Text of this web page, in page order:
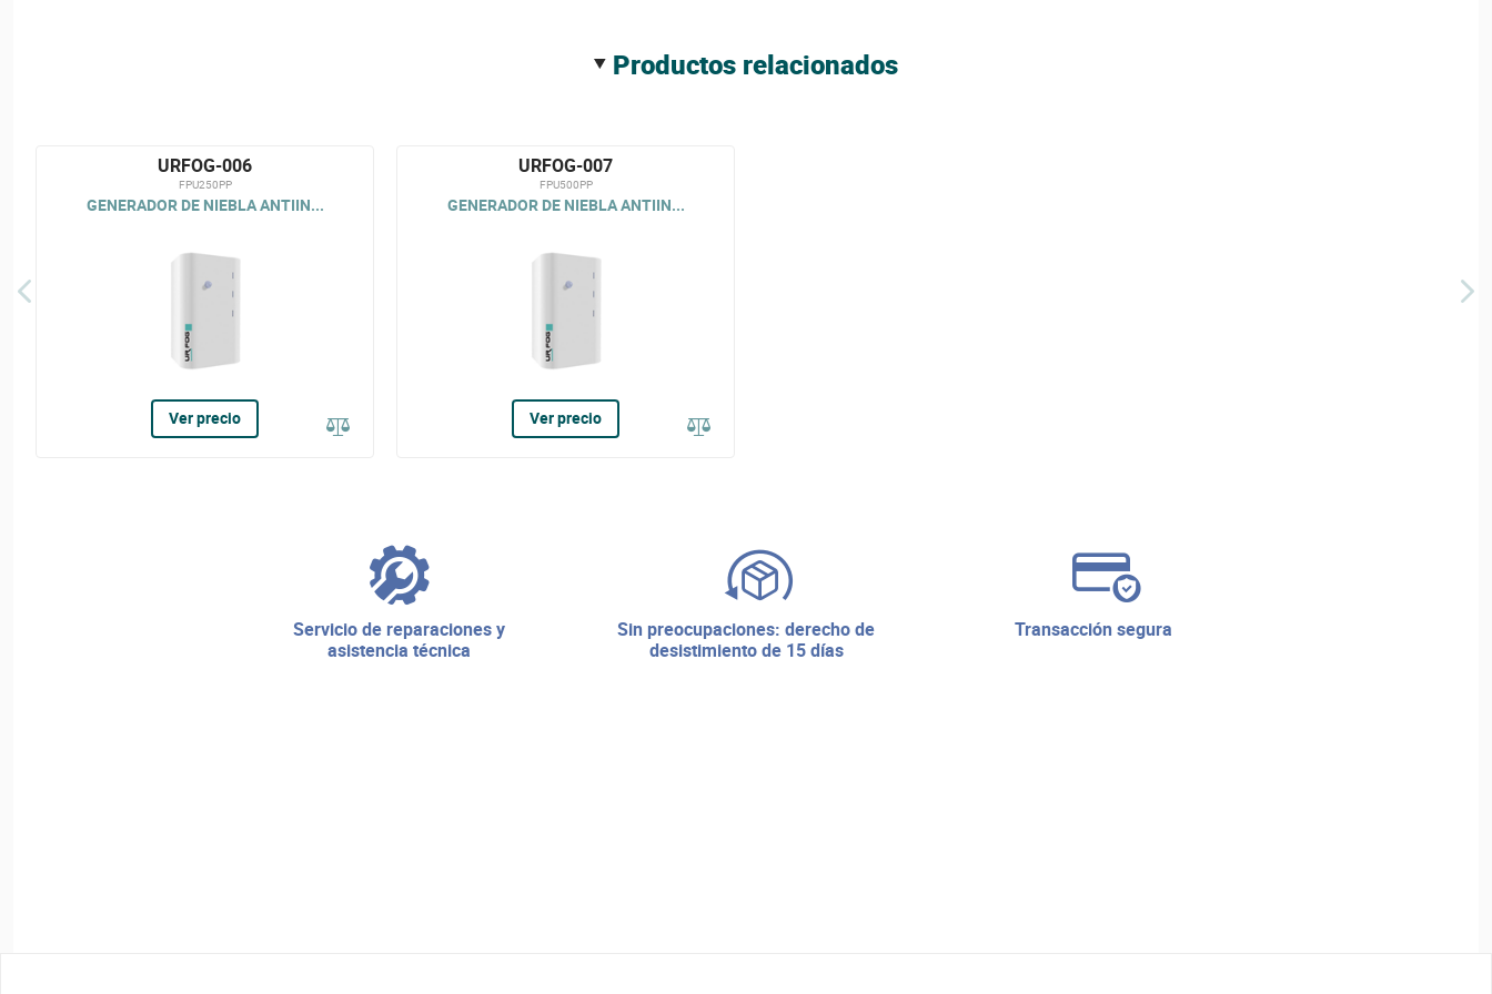
productos relacionados
URFOG-006
FPU250PP
GENERADOR DE NIEBLA ANTIIN...
Ver precio
URFOG-007
FPU500PP
GENERADOR DE NIEBLA ANTIIN...
Ver precio
servicio de reparaciones y
asistencia técnica
sin preocupaciones: derecho de
desistimiento de 15 días
transacción segura